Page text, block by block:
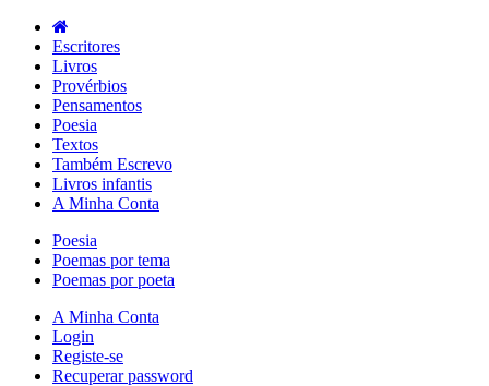
Escritores
Livros
Provérbios
Pensamentos
Poesia
Textos
Também Escrevo
Livros infantis
A Minha Conta
Poesia
Poemas por tema
Poemas por poeta
A Minha Conta
Login
Registe-se
Recuperar password